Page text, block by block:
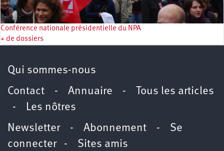
Conférence nationale présidentielle du NPA
+ de dossiers
Qui sommes-nous
Contact - Annuaire -
Tous les articles
- Les nôtres
Newsletter- Abonnement - Se
connecter- Sites amis